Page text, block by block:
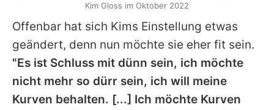
Offenbar hat sich Kims Einstellung etwas
geändert, denn nun möchte sie eher fit sein.
"Es ist Schluss mit dünn sein, ich möchte
nicht mehr so dürr sein, ich will meine
Kurven behalten. [...] Ich möchte Kurven
Kim Gloss im Oktober 2022